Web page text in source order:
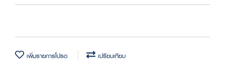
เพิ่มรายการโปรด เปรียบเทียบ